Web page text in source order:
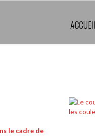
ACCUEIL
le cadre de